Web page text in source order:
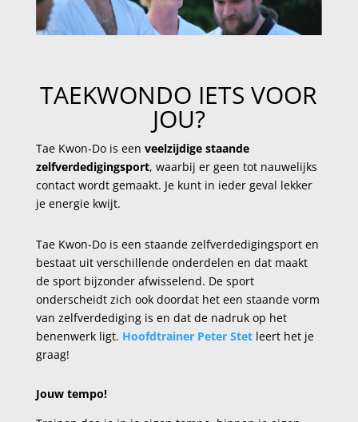
TAEKWONDO IETS VOOR
JOU?
Tae Kwon-Do is een veelzijdige staande
zelfverdedigingsport, waarbij er geen tot nauwelijks
contact wordt gemaakt. Je kunt in ieder geval lekker
je energie kwijt.
Tae Kwon-Do is een staande zelfverdedigingsport en
bestaat uit verschillende onderdelen en dat maakt
de sport bijzonder afwisselend. De sport
onderscheidt zich ook doordat het een staande vorm
van zelfverdediging is en dat de nadruk op het
benenwerk ligt. Hoofdtrainer Peter Stet leert het je
graag!
Jouw tempo!